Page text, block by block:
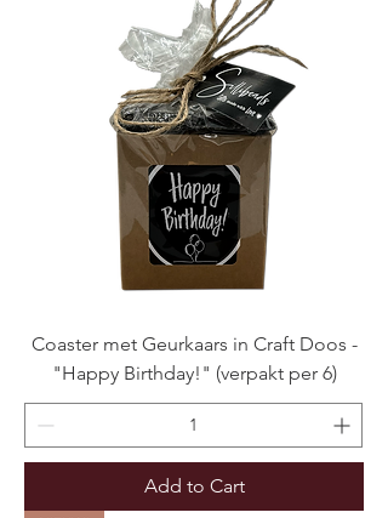
Coaster met Geurkaars in Craft Doos -
"Happy Birthday!" (verpakt per 6)
Add to Cart